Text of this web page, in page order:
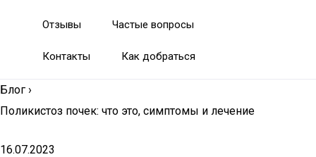
Отзывы Частые вопросы
Контакты Как добраться
Блог ›
Поликистоз почек: что это, симптомы и лечение
16.07.2023